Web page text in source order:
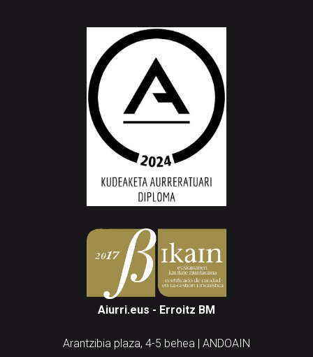
Aiurri.eus - Erroitz BM
Arantzibia plaza, 4-5 behea | ANDOAIN